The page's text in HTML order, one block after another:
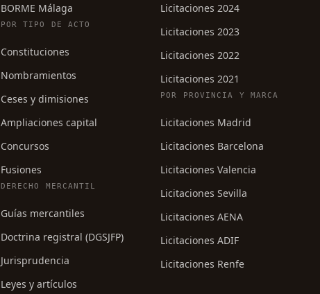
BORME Málaga
POR TIPO DE ACTO
Constituciones
Nombramientos
Ceses y dimisiones
Ampliaciones capital
Concursos
Fusiones
DERECHO MERCANTIL
Guías mercantiles
Doctrina registral (DGSJFP)
Jurisprudencia
Leyes y artículos
Licitaciones 2024
Licitaciones 2023
Licitaciones 2022
Licitaciones 2021
POR PROVINCIA Y MARCA
Licitaciones Madrid
Licitaciones Barcelona
Licitaciones Valencia
Licitaciones Sevilla
Licitaciones AENA
Licitaciones ADIF
Licitaciones Renfe